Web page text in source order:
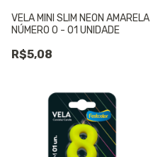
VELA MINI SLIM NEON AMARELA
NÚMERO 0 - 01 UNIDADE
R$5,08